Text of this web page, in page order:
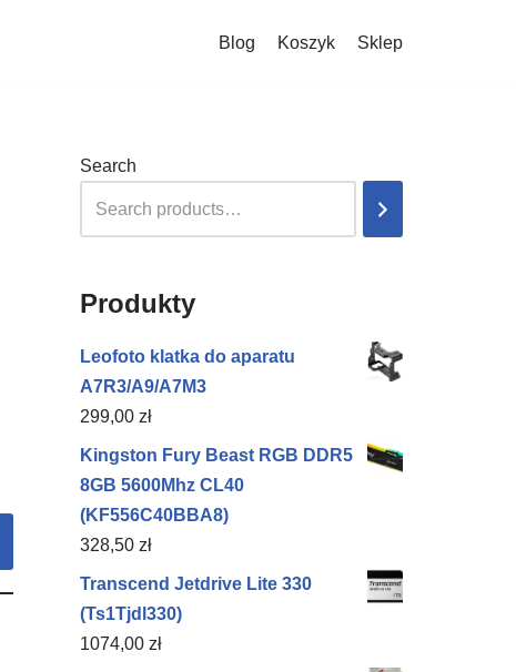
Blog Koszyk Sklep
Search
Produkty
Leofoto klatka do aparatu
A7R3/A9/A7M3
299,00 zł
Kingston Fury Beast RGB DDR5
8GB 5600Mhz CL40
(KF556C40BBA8)
328,50 zł
Transcend Jetdrive Lite 330
(Ts1Tjdl330)
1074,00 zł